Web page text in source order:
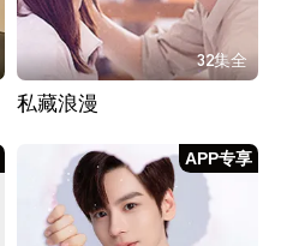
32集全
私藏浪漫
APP专享